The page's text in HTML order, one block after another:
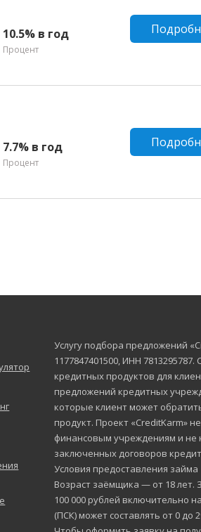
10.5% в год
Процент
7.7% в год
Процент
Услугу подбора предложений
1177847401500, ИНН
кредитных продуктов для
предложений кредитных
которые клиент может
продукт. Проект «CreditKarm»
финансовым учреждениям и не
заключенных договоров
Условия предоставления займа
Возраст заёмщика — от 18 лет.
100 000 рублей включительно
(ПСК) может составлять от 0 до